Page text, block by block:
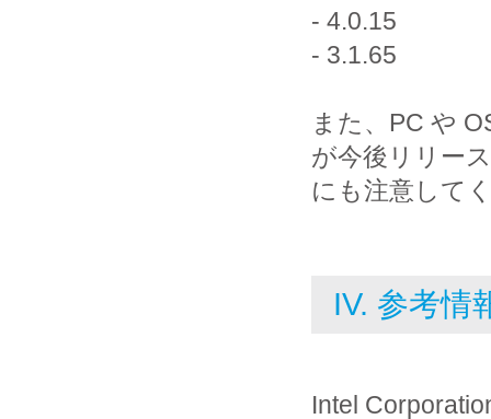
- 4.0.15
- 3.1.65
また、PC や
が今後リリー
にも注意して
IV. 参考情
Intel